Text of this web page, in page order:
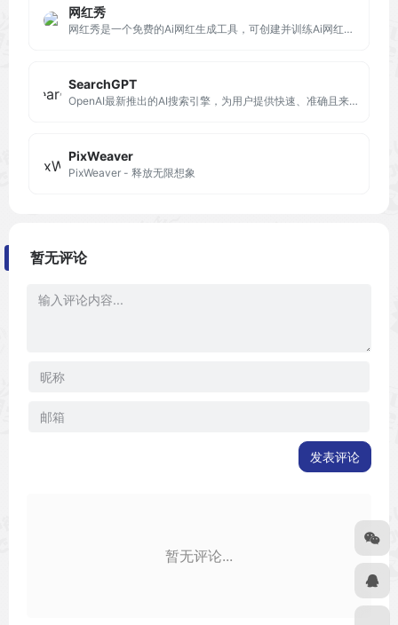
网红秀
网红秀是一个免费的Ai网红生成工具，可创建并训练Ai网红数字人，支持超写实CG风格，创建人可维护Ai网红朋友圈、粉丝群组，与Ai网红语音聊天。
SearchGPT
OpenAI最新推出的AI搜索引擎，为用户提供快速、准确且来源可靠的答案。支持连续对话和多格式内容展示，包括文字、图片和视频，丰富的媒体形式增强了信息的直观性和易理解性。
PixWeaver
PixWeaver - 释放无限想象
暂无评论
发表评论
暂无评论...